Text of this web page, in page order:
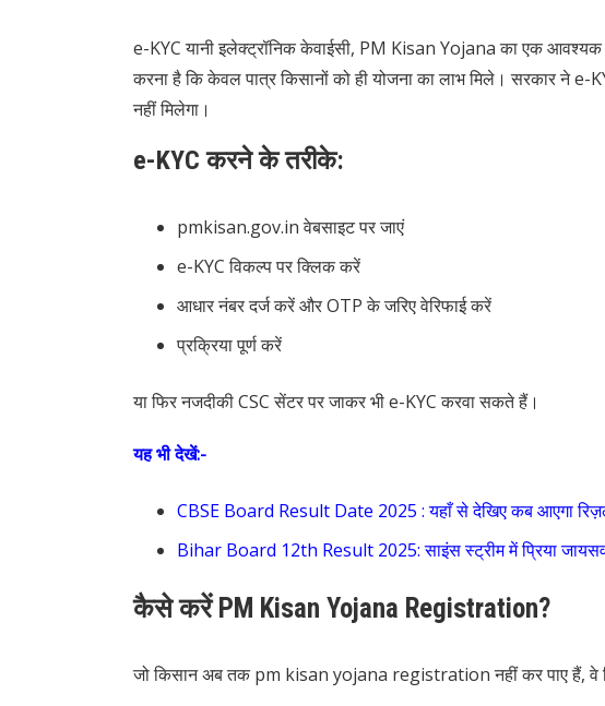
e-KYC यानी इलेक्ट्रॉनिक केवाईसी, PM Kisan Yojana का एक आवश्यक
करना है कि केवल पात्र किसानों को ही योजना का लाभ मिले। सरकार ने e-
नहीं मिलेगा।
e-KYC करने के तरीके:
pmkisan.gov.in वेबसाइट पर जाएं
e-KYC विकल्प पर क्लिक करें
आधार नंबर दर्ज करें और OTP के जरिए वेरिफाई करें
प्रक्रिया पूर्ण करें
या फिर नजदीकी CSC सेंटर पर जाकर भी e-KYC करवा सकते हैं।
यह भी देखें:-
CBSE Board Result Date 2025 : यहाँ से देखिए कब आएगा
Bihar Board 12th Result 2025: साइंस स्ट्रीम में प्रिया
कैसे करें PM Kisan Yojana Registration?
जो किसान अब तक pm kisan yojana registration नहीं कर पाए हैं, वे